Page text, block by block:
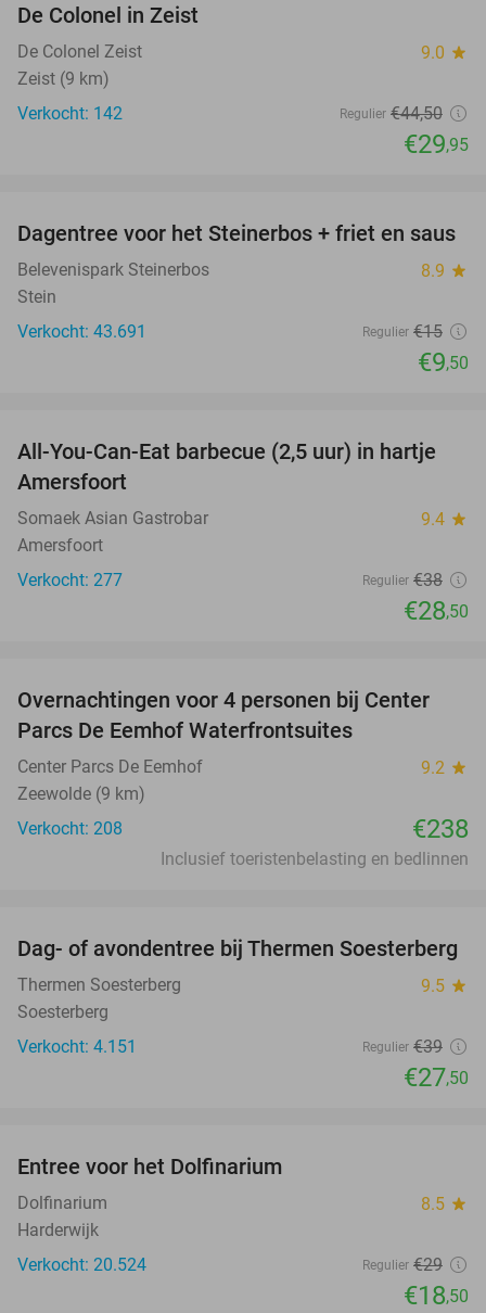
De Colonel in Zeist
De Colonel Zeist 9.0 star
Zeist (9 km)
Verkocht: 142
Regulier €44,50
€29,95
37%
Dagentree voor het Steinerbos + friet en saus
Belevenispark Steinerbos 8.9 star
Stein
Verkocht: 43.691
Regulier €15
€9,50
25%
All-You-Can-Eat barbecue (2,5 uur) in hartje
Amersfoort
Somaek Asian Gastrobar 9.4 star
Amersfoort
Verkocht: 277
Regulier €38
€28,50
Overnachtingen voor 4 personen bij Center
Parcs De Eemhof Waterfrontsuites
Center Parcs De Eemhof 9.2 star
Zeewolde (9 km)
Verkocht: 208
€238
Inclusief toeristenbelasting en bedlinnen
29%
Dag- of avondentree bij Thermen Soesterberg
Thermen Soesterberg 9.5 star
Soesterberg
Verkocht: 4.151
Regulier €39
€27,50
Entree voor het Dolfinarium
Dolfinarium 8.5 star
Harderwijk
Verkocht: 20.524
Regulier €29
€18,50